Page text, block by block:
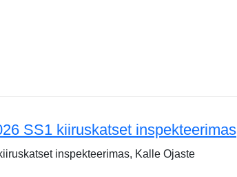
SS1 kiiruskatset inspekteerimas
inspekteerimas, Kalle Ojaste